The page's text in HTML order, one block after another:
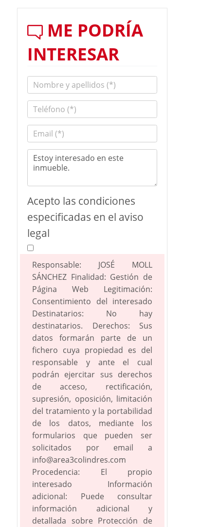
ME PODRÍA
INTERESAR
Acepto las condiciones
especificadas en el aviso
legal
Responsable: JOSÉ MOLL
SÁNCHEZ Finalidad: Gestión de
Página Web Legitimación:
Consentimiento del interesado
Destinatarios: No hay
destinatarios. Derechos: Sus
datos formarán parte de un
fichero cuya propiedad es del
responsable y ante el cual
podrán ejercitar sus derechos
de acceso, rectificación,
supresión, oposición, limitación
del tratamiento y la portabilidad
de los datos, mediante los
formularios que pueden ser
solicitados por email a
info@area3colindres.com
Procedencia: El propio
interesado Información
adicional: Puede consultar
información adicional y
detallada sobre Protección de